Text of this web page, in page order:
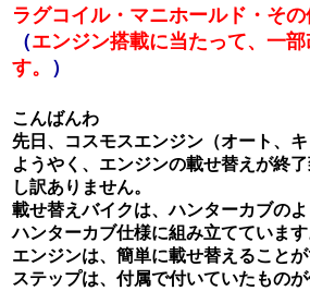
ラグコイル・マニホールド・その
（エンジン搭載に当たって、一
す。 ）
こんばんわ
先日、コスモスエンジン（オート、
ようやく、エンジンの載せ替えが終
し訳ありません。
載せ替えバイクは、ハンターカブの
ハンターカブ仕様に組み立てています
エンジンは、簡単に載せ替えることが
ステップは、付属で付いていたものが